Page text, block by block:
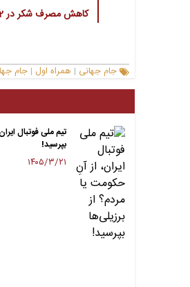
کاهش مصرف شکر در 2 سال اول زندگی؛ خطر زوال عقل را پایین می آورد
جام جهانی | همراه اول | جام جهانی
تیم ملی فوتبال
بپرسید!
۱۴۰۵/۳/۲۱